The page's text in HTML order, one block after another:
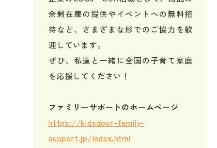
余剰在庫の提供やイベントへの無料招
待など、さまざまな形でのご協力を歓
迎しています。
ぜひ、私達と一緒に全国の子育て家庭
を応援してください！
ファミリーサポートのホームページ
https://kidsdoor-family-
support.jp/index.html